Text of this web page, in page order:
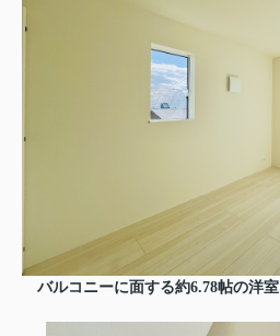
バルコニーに面する約6.78帖の洋室